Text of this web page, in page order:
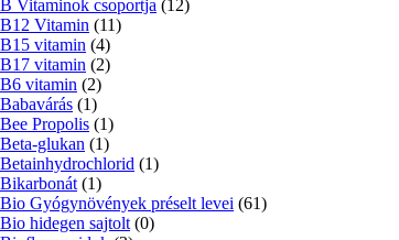
B Vitaminok csoportja (12)
B12 Vitamin (11)
B15 vitamin (4)
B17 vitamin (2)
B6 vitamin (2)
Babavárás (1)
Bee Propolis (1)
Beta-glukan (1)
Betainhydrochlorid (1)
Bikarbonát (1)
Bio Gyógynövények préselt levei (61)
Bio hidegen sajtolt (0)